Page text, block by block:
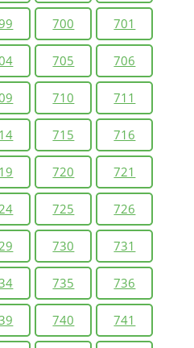
700 701
705 706
710 711
715 716
720 721
725 726
730 731
735 736
740 741